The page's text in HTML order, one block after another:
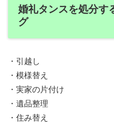
婚礼タンスを処分す
グ
・引越し
・模様替え
・実家の片付け
・遺品整理
・住み替え